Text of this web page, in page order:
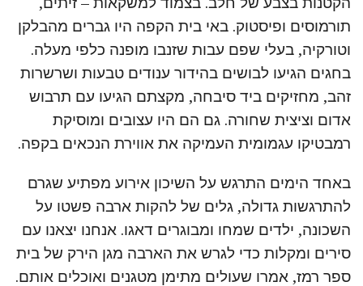
תורמוסים ופיסטוק. באי בית הקפה היו גברים מהבלקן
וטורקיה, בעלי שפם עבות שזנבו מופנה כלפי מעלה.
בחגים הגיעו לבושים בהידור ענודים טבעות ושרשרות
זהב, מחזיקים ביד סיבחה, מקצתם הגיעו עם תרבוש
אדום וציצית שחורה. גם הם היו עצובים ומוסיקת
רמבטיקו עגמומית העמיקה את אווירת הנכאים בקפה.
באחד הימים התרגש על השיכון אירוע מפתיע שגרם
להתרגשות גדולה, גלים של להקות ארבה פשטו על
השכונה, ילדים שמחו ומבוגרים דאגו. אנחנו יצאנו עם
סירים ומקלות כדי לגרש את הארבה מגן הירק של בית
ספר רמז, אמרו שעולים מתימן מטגנים ואוכלים אותם.